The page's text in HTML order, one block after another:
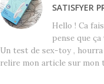
SATISFYER
Hello ! Ca
pense que ça
Un test de sex-toy , hourra
relire mon article sur mon